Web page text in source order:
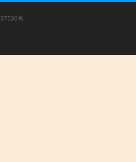
号